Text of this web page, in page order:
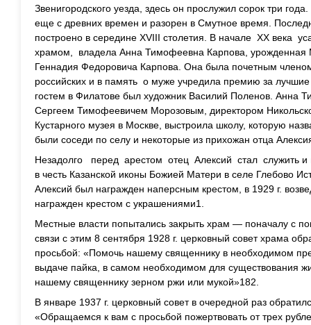
Звенигородского уезда, здесь он прослужил сорок три
еще с древних времен и разорен в Смутное время.
построено в середине ХVIII столетия. В начале ХХ века
храмом, владела Анна Тимофеевна Карпова, урожденная
Геннадия Федоровича Карпова. Она была почетным
российских и в память о муже учредила премию за
гостем в Филатове был художник Василий Поленов. Анна
Сергеем Тимофеевичем Морозовым, директором
Кустарного музея в Москве, выстроила школу, которую
были соседи по селу и некоторые из прихожан отца
Незадолго перед арестом отец Алексий стал служить и
в честь Казанской иконы Божией Матери в селе Глебово
Алексий был награжден наперсным крестом, в 1929 г.
награжден крестом с украшениями1.
Местные власти попытались закрыть храм — поначалу с
связи с этим 8 сентября 1928 г. церковный совет храма
просьбой: «Помочь нашему священнику в необходимом
выдаче пайка, в самом необходимом для существования
нашему священнику зерном ржи или мукой»182.
В январе 1937 г. церковный совет в очередной раз
«Обращаемся к вам с просьбой пожертвовать от трех